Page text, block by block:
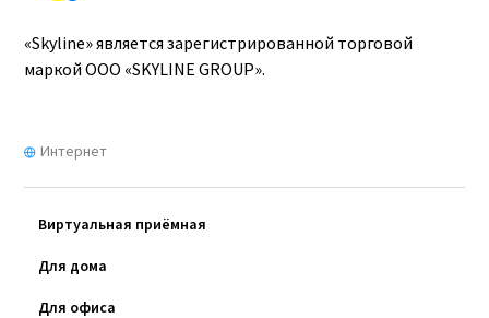
«Skyline» является зарегистрированной торговой
маркой ООО «SKYLINE GROUP».
Интернет
Виртуальная приёмная
Для дома
Для офиса